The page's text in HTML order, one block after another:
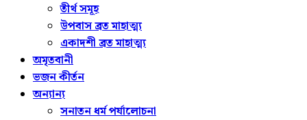
তীর্থ সমূহ
উপবাস ব্রত মাহাত্ম্য
একাদশী ব্রত মাহাত্ম্য
অমৃতবানী
ভজন কীর্তন
অন্যান্য
সনাতন ধর্ম পর্যালোচনা